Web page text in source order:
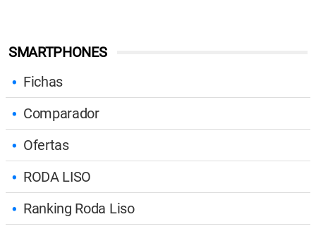
SMARTPHONES
Fichas
Comparador
Ofertas
RODA LISO
Ranking Roda Liso